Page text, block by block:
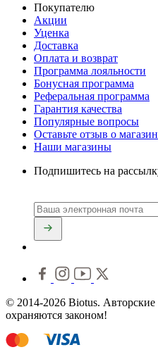
Покупателю
Акции
Уценка
Доставка
Оплата и возврат
Программа лояльности
Бонусная программа
Реферальная программа
Гарантия качества
Популярные вопросы
Оставьте отзыв о
Наши магазины
Подпишитесь на
© 2014-2026 Biotus. Авторские
охраняются законом!